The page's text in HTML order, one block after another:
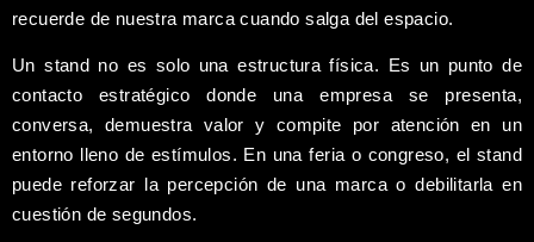
recuerde de nuestra marca cuando salga del espacio.
Un stand no es solo una estructura física. Es un punto de
contacto estratégico donde una empresa se presenta,
conversa, demuestra valor y compite por atención en un
entorno lleno de estímulos. En una feria o congreso, el stand
puede reforzar la percepción de una marca o debilitarla en
cuestión de segundos.